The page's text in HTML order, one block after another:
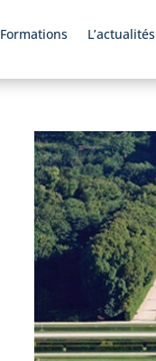
Formations L’actualités